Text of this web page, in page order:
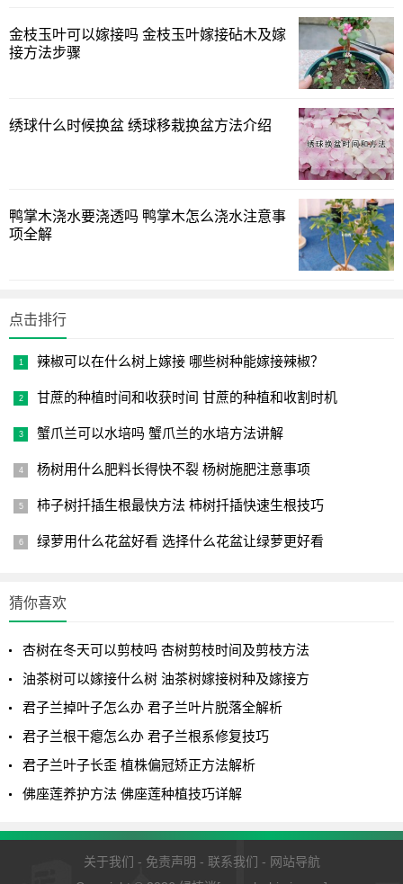
接将绿萝挂在阳台上，其实这种做法并不完全的正确。绿萝
喜欢生长在半阳光的地方，阳光不可太过于充足，否则它的
表皮容易晒伤，叶子会变黄。特别是刚种植的绿萝，一定要
放在阴暗的地方。
1 2 下一页
金枝玉叶可以嫁接吗 金枝玉叶嫁接砧木及嫁
接方法步骤
绣球什么时候换盆 绣球移栽换盆方法介绍
鸭掌木浇水要浇透吗 鸭掌木怎么浇水注意事
项全解
点击排行
辣椒可以在什么树上嫁接 哪些树种能嫁接辣椒？
甘蔗的种植时间和收获时间 甘蔗的种植和收割时机
蟹爪兰可以水培吗 蟹爪兰的水培方法讲解
杨树用什么肥料长得快不裂 杨树施肥注意事项
柿子树扦插生根最快方法 柿树扦插快速生根技巧
绿萝用什么花盆好看 选择什么花盆让绿萝更好看
猜你喜欢
杏树在冬天可以剪枝吗 杏树剪枝时间及剪枝方法
油茶树可以嫁接什么树 油茶树嫁接树种及嫁接方
君子兰掉叶子怎么办 君子兰叶片脱落全解析
君子兰根干瘪怎么办 君子兰根系修复技巧
君子兰叶子长歪 植株偏冠矫正方法解析
佛座莲养护方法 佛座莲种植技巧详解
关于我们 - 免责声明 - 联系我们 - 网站导航